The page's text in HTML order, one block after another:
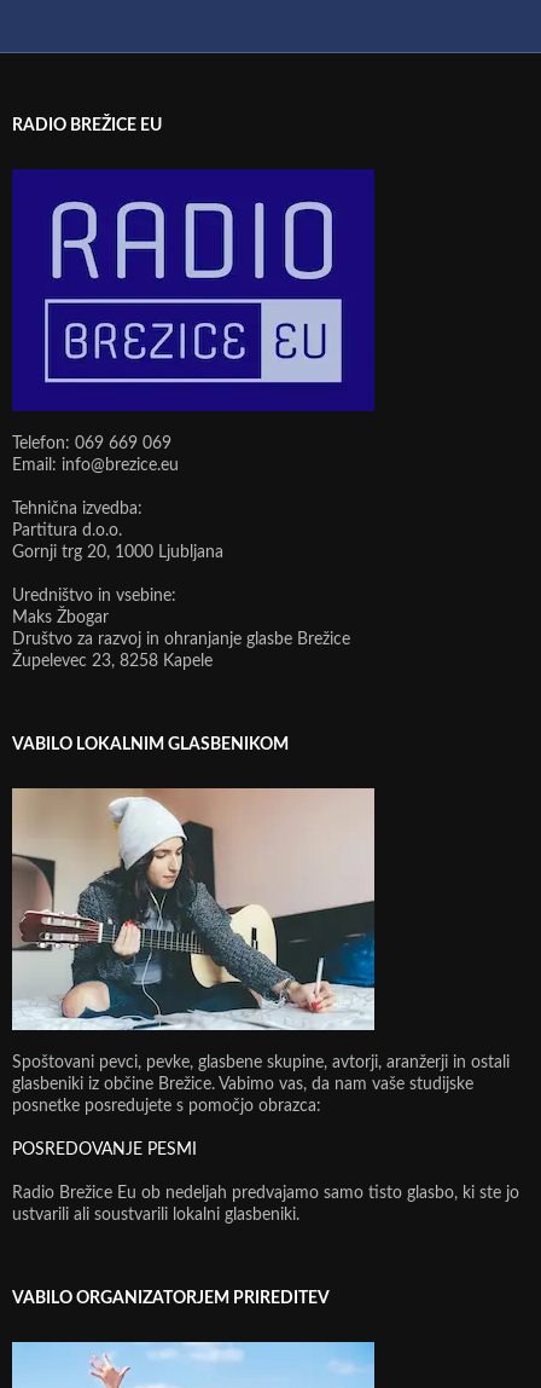
RADIO BREŽICE EU
Telefon: 069 669 069
Email: info@brezice.eu
Tehnična izvedba:
Partitura d.o.o.
Gornji trg 20, 1000 Ljubljana
Uredništvo in vsebine:
Maks Žbogar
Društvo za razvoj in ohranjanje glasbe Brežice
Župelevec 23, 8258 Kapele
VABILO LOKALNIM GLASBENIKOM
Spoštovani pevci, pevke, glasbene skupine, avtorji, aranžerji in ostali
glasbeniki iz občine Brežice. Vabimo vas, da nam vaše studijske
posnetke posredujete s pomočjo obrazca:
POSREDOVANJE PESMI
Radio Brežice Eu ob nedeljah predvajamo samo tisto glasbo, ki ste jo
ustvarili ali soustvarili lokalni glasbeniki.
VABILO ORGANIZATORJEM PRIREDITEV